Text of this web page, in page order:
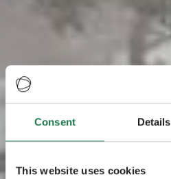
Consent Details
This website uses cookies